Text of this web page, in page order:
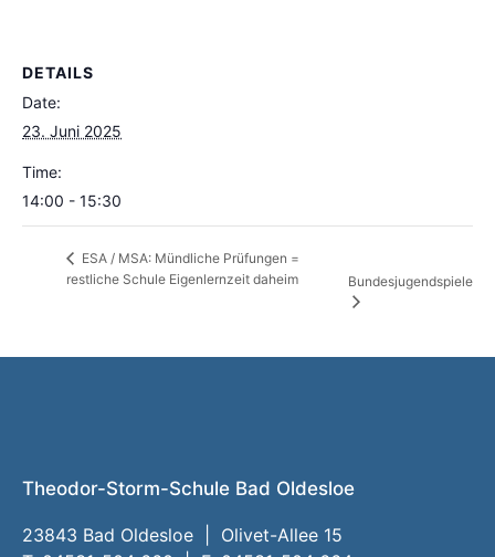
DETAILS
Date:
23. Juni 2025
Time:
14:00 - 15:30
ESA / MSA: Mündliche Prüfungen =
restliche Schule Eigenlernzeit daheim
Bundesjugendspiele
Theodor-Storm-Schule Bad Oldesloe
23843 Bad Oldesloe | Olivet-Allee 15